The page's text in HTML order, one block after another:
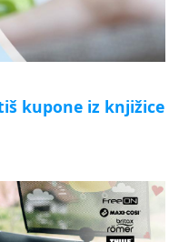
kupone iz knjižice